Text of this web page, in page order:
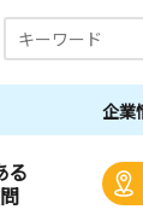
企業
る